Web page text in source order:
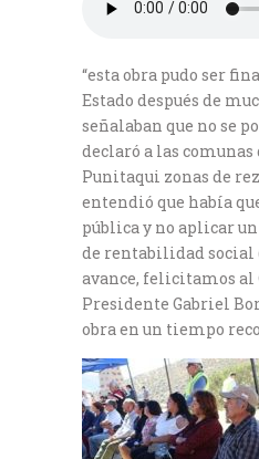
“esta obra pudo ser
Estado después de
señalaban que no se
declaró a las comunas
Punitaqui zonas de
entendió que había
pública y no aplicar
de rentabilidad social
avance, felicitamos al
Presidente Gabriel
obra en un tiempo